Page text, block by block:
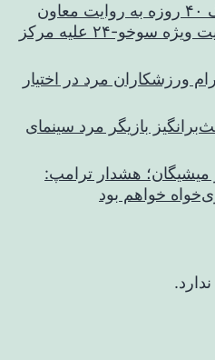
خطرناک‌ترین مأموریت جنگ ۴۰ روزه به روایت معاون
نیروی هوایی ارتش/ مأموریت ویژه سوخو-۲۴ علیه مرکز
ورزشکاران مرد در اختیار
بازیگر مرد سینمای
هشدار ترامپ:
خواهم بود